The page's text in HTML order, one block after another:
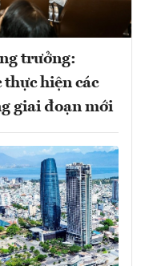
trưởng:
thực hiện các
giai đoạn mới